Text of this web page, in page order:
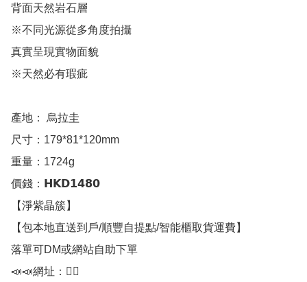
背面天然岩石層
※不同光源從多角度拍攝
真實呈現實物面貌
※天然必有瑕疵
產地： 烏拉圭
尺寸：179*81*120mm
重量：1724g
價錢：𝗛𝗞𝗗𝟭𝟰𝟴𝟬
【淨紫晶簇】
【包本地直送到戶/順豐自提點/智能櫃取貨運費】
落單可DM或網站自助下單
📣📣網址：👇🏻